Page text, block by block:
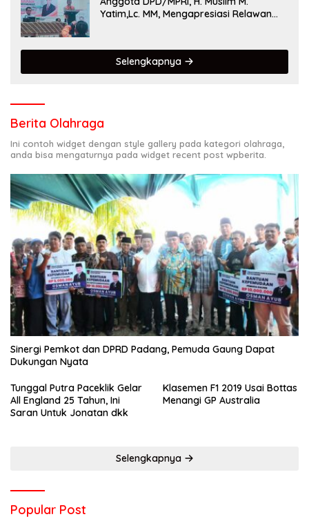
Yatim,Lc. MM, Mengapresiasi Relawan
Selengkapnya
Berita Olahraga
Ini contoh widget dengan style gallery pada kategori olahraga,
anda bisa mengaturnya pada widget recent post wpberita.
Sinergi Pemkot dan DPRD Padang, Pemuda Gaung Dapat
Dukungan Nyata
Tunggal Putra Paceklik Gelar
All England 25 Tahun, Ini
Saran Untuk Jonatan dkk
Klasemen F1 2019 Usai Bottas
Menangi GP Australia
Selengkapnya
Popular Post